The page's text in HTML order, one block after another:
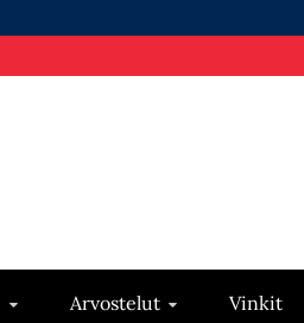
Arvostelut Vinkit